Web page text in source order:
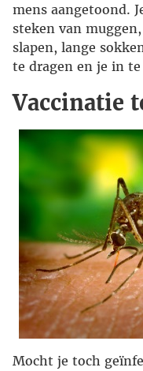
mens aangetoond.
steken van
slapen, lange
te dragen en je in
Vaccinatie
Mocht je toch